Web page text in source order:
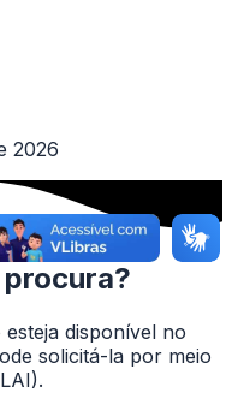
2026
disponível no
solicitá-la por meio